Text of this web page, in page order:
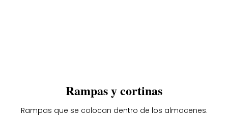
Rampas y cortinas
Rampas que se colocan dentro de los almacenes.